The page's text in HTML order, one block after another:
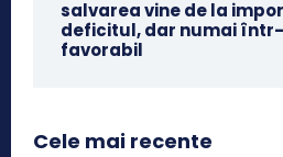
salvarea vine de la
deficitul, dar numai
favorabil
Cele mai recente